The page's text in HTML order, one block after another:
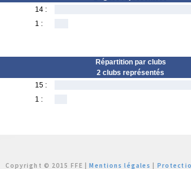
14 :
1 :
Répartition par clubs
2 clubs représentés
15 :
1 :
Copyright © 2015 FFE |Mentions légales